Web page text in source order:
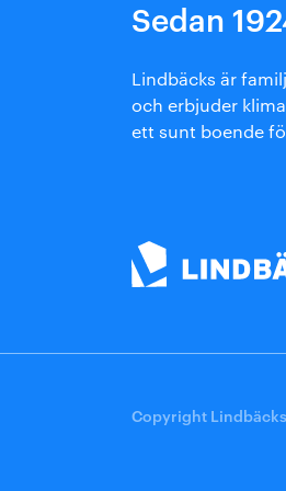
Arkitektmanual
Sedan
Lindbäcks är
och erbjuder
ett sunt boende
Copyright